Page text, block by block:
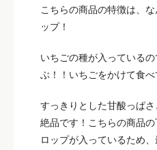
こちらの商品の特徴は、
ップ！
いちごの種が入っている
ぶ！！いちごをかけて食
すっきりとした甘酸っぱ
絶品です！こちらの商品
ロップが入っているため